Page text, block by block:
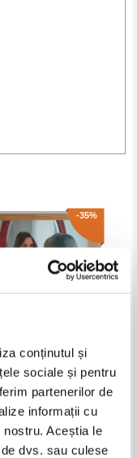
conținutul și
sociale și pentru
partenerilor de
informații cu
Aceștia le
dvs. sau culese
-35%
D. Dyer - Zonele tale
Esti ceea ce alegi sa fii
Lei
în coș